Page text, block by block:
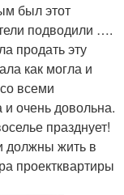
был этот
подводили ….
продать эту
как могла и
всеми
и очень довольна.
празднует!
должны жить в
проектквартиры